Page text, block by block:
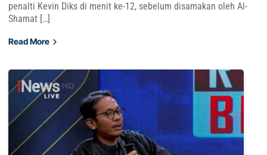
penalti Kevin Diks di menit ke-12, sebelum disamakan oleh Al-
Shamat […]
Read More